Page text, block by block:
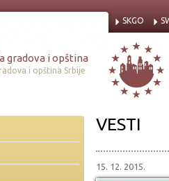
gradova i opština
i opština Srbije
SKGO
VESTI
15. 12. 2015.